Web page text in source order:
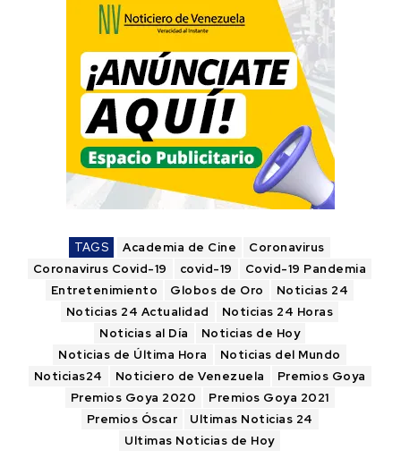
TAGS Academia de Cine
Coronavirus
Coronavirus Covid-19
covid-19
Covid-19 Pandemia
Entretenimiento
Globos de Oro
Noticias 24
Noticias 24 Actualidad
Noticias 24 Horas
Noticias al Día
Noticias de Hoy
Noticias de Última Hora
Noticias del Mundo
Noticias24
Noticiero de Venezuela
Premios Goya
Premios Goya 2020
Premios Goya 2021
Premios Óscar
Ultimas Noticias 24
Ultimas Noticias de Hoy